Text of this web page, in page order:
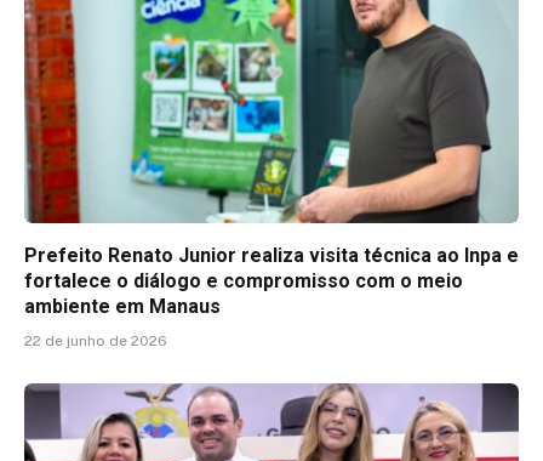
Prefeito Renato Junior realiza visita técnica ao Inpa e
fortalece o diálogo e compromisso com o meio
ambiente em Manaus
22 de junho de 2026